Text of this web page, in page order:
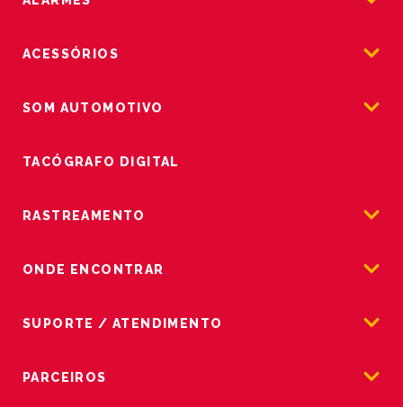
ACESSÓRIOS
SOM AUTOMOTIVO
TACÓGRAFO DIGITAL
RASTREAMENTO
ONDE ENCONTRAR
SUPORTE / ATENDIMENTO
PARCEIROS